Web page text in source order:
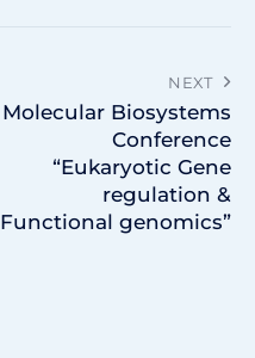
NEXT
Molecular Biosystems
Conference
“Eukaryotic Gene
regulation &
Functional genomics”